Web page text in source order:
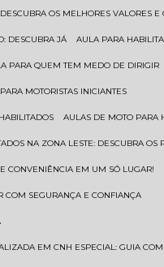
OS MELHORES VALORES
DESCUBRA JÁ AULA PARA
PARA QUEM TEM MEDO DE DIRIGIR
MOTORISTAS INICIANTES
AULAS DE MOTO
NA ZONA LESTE: DESCUBRA OS
CONVENIÊNCIA EM UM SÓ LUGAR!
COM SEGURANÇA E CONFIANÇA
EM CNH ESPECIAL: GUIA